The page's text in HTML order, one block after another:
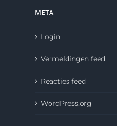
META
Login
Vermeldingen feed
Reacties feed
WordPress.org